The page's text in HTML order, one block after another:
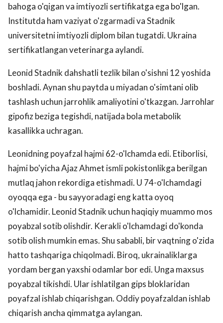
bahoga o'qigan va imtiyozli sertifikatga ega bo'lgan.
Institutda ham vaziyat o'zgarmadi va Stadnik
universitetni imtiyozli diplom bilan tugatdi. Ukraina
sertifikatlangan veterinarga aylandi.
Leonid Stadnik dahshatli tezlik bilan o'sishni 12 yoshida
boshladi. Aynan shu paytda u miyadan o'simtani olib
tashlash uchun jarrohlik amaliyotini o'tkazgan. Jarrohlar
gipofiz beziga tegishdi, natijada bola metabolik
kasallikka uchragan.
Leonidning poyafzal hajmi 62-o'lchamda edi. Etiborlisi,
hajmi bo'yicha Ajaz Ahmet ismli pokistonlikga berilgan
mutlaq jahon rekordiga etishmadi. U 74-o'lchamdagi
oyoqqa ega - bu sayyoradagi eng katta oyoq
o'lchamidir. Leonid Stadnik uchun haqiqiy muammo mos
poyabzal sotib olishdir. Kerakli o'lchamdagi do'konda
sotib olish mumkin emas. Shu sababli, bir vaqtning o'zida
hatto tashqariga chiqolmadi. Biroq, ukrainaliklarga
yordam bergan yaxshi odamlar bor edi. Unga maxsus
poyabzal tikishdi. Ular ishlatilgan gips bloklaridan
poyafzal ishlab chiqarishgan. Oddiy poyafzaldan ishlab
chiqarish ancha qimmatga aylangan.